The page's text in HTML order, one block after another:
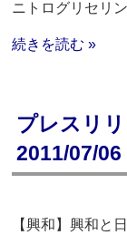
ニトログリセリ
続きを読む »
プレスリ
2011/07/06
【興和】興和と